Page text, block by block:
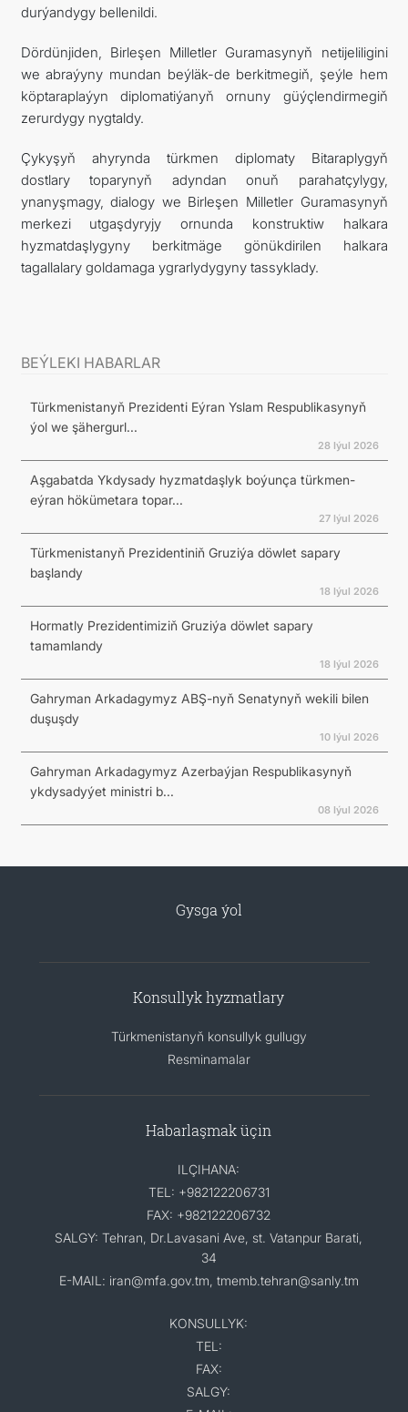
durýandygy bellenildi.
Dördünjiden, Birleşen Milletler Guramasynyň netijeliligini
we abraýyny mundan beýläk-de berkitmegiň, şeýle hem
köptaraplaýyn diplomatiýanyň ornuny güýçlendirmegiň
zerurdygy nygtaldy.
Çykyşyň ahyrynda türkmen diplomaty Bitaraplygyň
dostlary toparynyň adyndan onuň parahatçylygy,
ynanyşmagy, dialogy we Birleşen Milletler Guramasynyň
merkezi utgaşdyryjy ornunda konstruktiw halkara
hyzmatdaşlygyny berkitmäge gönükdirilen halkara
tagallalary goldamaga ygrarlydygyny tassyklady.
BEÝLEKI HABARLAR
Türkmenistanyň Prezidenti Eýran Yslam Respublikasynyň
ýol we şähergurl...
28 Iýul 2026
Aşgabatda Ykdysady hyzmatdaşlyk boýunça türkmen-
eýran hökümetara topar...
27 Iýul 2026
Türkmenistanyň Prezidentiniň Gruziýa döwlet sapary
başlandy
18 Iýul 2026
Hormatly Prezidentimiziň Gruziýa döwlet sapary
tamamlandy
18 Iýul 2026
Gahryman Arkadagymyz ABŞ-nyň Senatynyň wekili bilen
duşuşdy
10 Iýul 2026
Gahryman Arkadagymyz Azerbaýjan Respublikasynyň
ykdysadyýet ministri b...
08 Iýul 2026
Gysga ýol
Konsullyk hyzmatlary
Türkmenistanyň konsullyk gullugy
Resminamalar
Habarlaşmak üçin
ILÇIHANA:
TEL: +982122206731
FAX: +982122206732
SALGY: Tehran, Dr.Lavasani Ave, st. Vatanpur Barati,
34
E-MAIL: iran@mfa.gov.tm, tmemb.tehran@sanly.tm
KONSULLYK:
TEL:
FAX:
SALGY: